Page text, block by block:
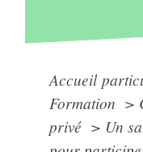
Accueil
Formation >
privé > Un